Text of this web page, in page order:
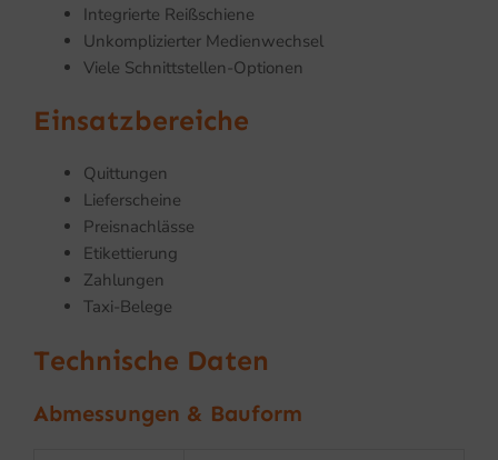
Integrierte Reißschiene
Unkomplizierter Medienwechsel
Viele Schnittstellen-Optionen
Einsatzbereiche
Quittungen
Lieferscheine
Preisnachlässe
Etikettierung
Zahlungen
Taxi-Belege
Technische Daten
Abmessungen & Bauform